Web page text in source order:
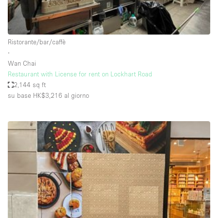
Elettricità
Esposizione di Automobili
Illuminazione
Impianto audiovisivo
Industriale
Licenza per Liquori
Livello strada
Luce Diurna
Magazzino
Parcheggio privato
Ristorante/bar/caffè
∙
Wan Chai
Restaurant with License for rent on Lockhart Road
2,144 sq ft
su base HK$3,216 al giorno